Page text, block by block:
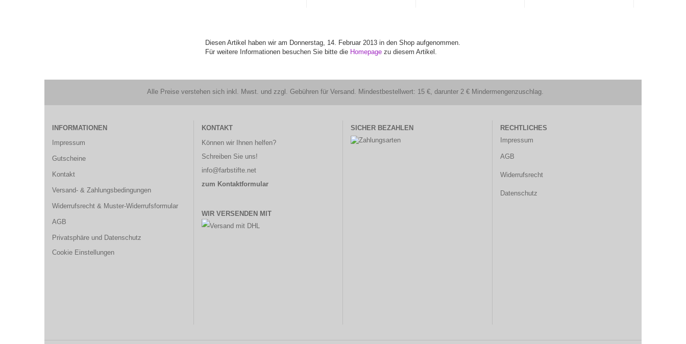
Diesen Artikel haben wir am Donnerstag, 14. Februar 2013 in den Shop aufgenommen.
Für weitere Informationen besuchen Sie bitte die Homepage zu diesem Artikel.
Alle Preise verstehen sich inkl. Mwst. und zzgl. Gebühren für Versand. Mindestbestellwert: 15 €, darunter 2 € Mindermengenzuschlag.
INFORMATIONEN
Impressum
Gutscheine
Kontakt
Versand- & Zahlungsbedingungen
Widerrufsrecht & Muster-Widerrufsformular
AGB
Privatsphäre und Datenschutz
Cookie Einstellungen
KONTAKT
Können wir Ihnen helfen?
Schreiben Sie uns!
info@farbstifte.net
zum Kontaktformular
WIR VERSENDEN MIT
SICHER BEZAHLEN
RECHTLICHES
Impressum
AGB
Widerrufsrecht
Datenschutz